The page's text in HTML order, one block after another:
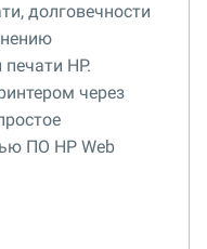
долговечности
HP.
через
ПО HP Web